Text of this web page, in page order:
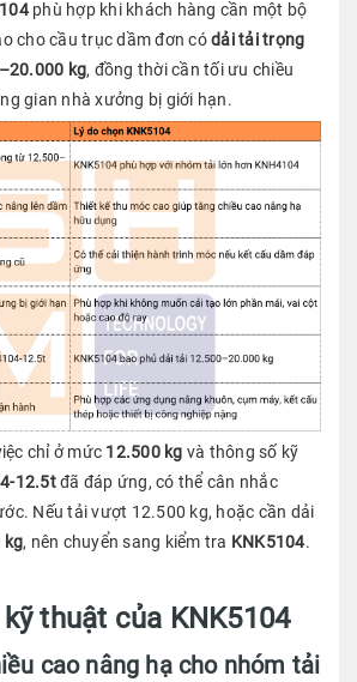
phù hợp khi khách hàng cần một bộ
cho cầu trục dầm đơn códải tải trọng
kg, đồng thời cần tối ưu chiều
gian nhà xưởng bị giới hạn.
chỉ ở mức 12.500 kg và thông số kỹ
12.5tđã đáp ứng, có thể cân nhắc
Nếu tải vượt 12.500 kg, hoặc cần dải
kg, nên chuyển sang kiểm tra KNK5104.
thuật của KNK5104
cao nâng hạ cho nhóm tải